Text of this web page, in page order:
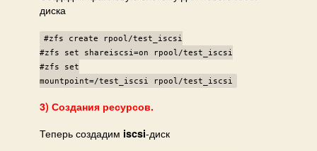
диска
#zfs create rpool/test_iscsi
#zfs set shareiscsi=on rpool/test_iscsi
#zfs set
mountpoint=/test_iscsi rpool/test_iscsi
3) Создания ресурсов.
Теперь создадим iscsi-диск